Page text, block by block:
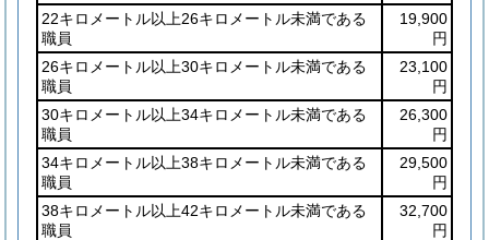
22キロメートル以上26キロメートル未満である
職員
19,900
円
26キロメートル以上30キロメートル未満である
職員
23,100
円
30キロメートル以上34キロメートル未満である
職員
26,300
円
34キロメートル以上38キロメートル未満である
職員
29,500
円
38キロメートル以上42キロメートル未満である
職員
32,700
円